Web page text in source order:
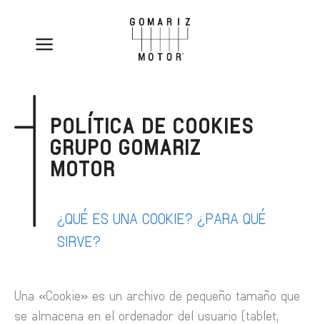
POLÍTICA DE COOKIES
GRUPO GOMARIZ
MOTOR
¿QUÉ ES UNA COOKIE? ¿PARA QUÉ
SIRVE?
Una «Cookie» es un archivo de pequeño tamaño que
se almacena en el ordenador del usuario (tablet,